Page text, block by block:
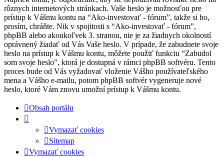
rôznych internetových stránkach. Vaše heslo je možnosťou pre
prístup k Vášmu kontu na “Ako-investovať - fórum”, takže si ho,
prosím, chráňte. Nik v spojitosti s “Ako-investovať - fórum”,
phpBB alebo akoukoľvek 3. stranou, nie je za žiadnych okolností
oprávnený žiadať od Vás Vaše heslo. V prípade, že zabudnete svoje
heslo na prístup k Vášmu kontu, môžete použiť funkciu “Zabudol
som svoje heslo”, ktorá je dostupná v rámci phpBB softvéru. Tento
proces bude od Vás vyžadovať vloženie Vášho používateľského
mena a Vášho e-mailu, potom phpBB softvér vygeneruje nové
heslo, ktoré Vám znovu umožní prístup k Vášmu kontu.
Obsah portálu
Vymazať cookies
Sitemap
Vymazať cookies